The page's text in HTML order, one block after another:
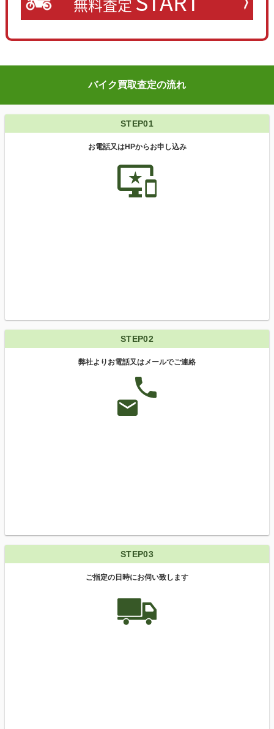
無料査定
バイク買取査定の流れ
STEP01
お電話又はHPからお申し込み
important_devices
STEP02
弊社よりお電話又はメールでご連絡
STEP03
ご指定の日時にお伺い致します